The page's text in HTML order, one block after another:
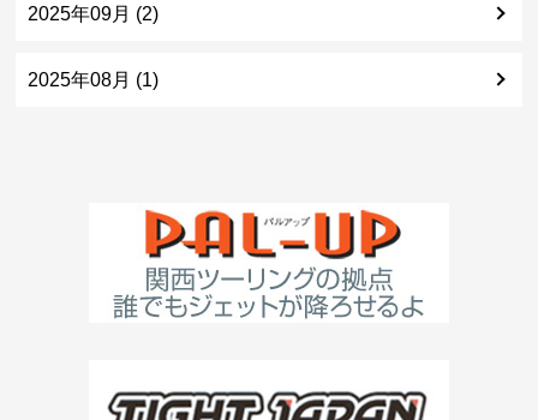
2025年09月 (2)
2025年08月 (1)